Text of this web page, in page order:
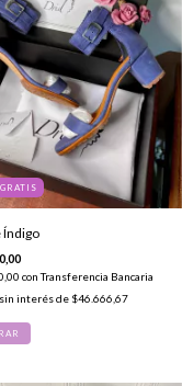
Índigo
con Transferencia Bancaria
interés de $46.666,67